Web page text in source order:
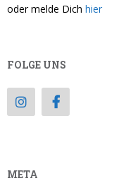
oder melde Dich hier
FOLGE UNS
META